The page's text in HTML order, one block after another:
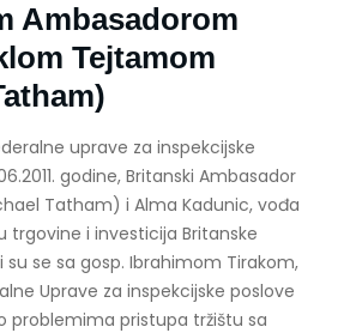
Ambasadorom
Tejtamom
uprave za inspekcijske
godine, Britanski Ambasador
Tatham) i Alma Kadunic, vođa
trgovine i investicija Britanske
se sa gosp. Ibrahimom Tirakom,
Uprave za inspekcijske poslove
problemima pristupa tržištu sa